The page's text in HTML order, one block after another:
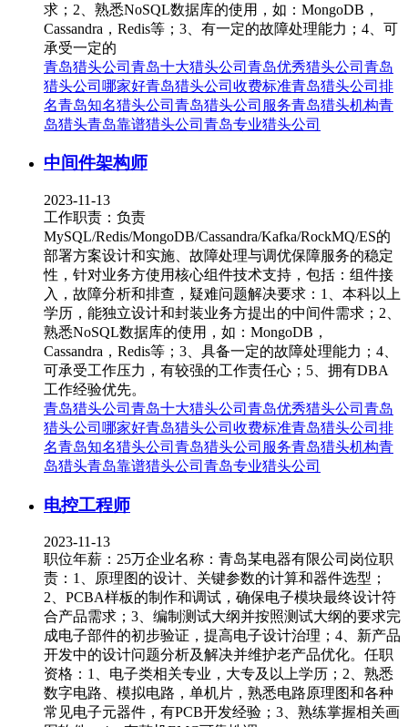
求；2、熟悉NoSQL数据库的使用，如：MongoDB，
Cassandra，Redis等；3、有一定的故障处理能力；4、可
承受一定的
青岛猎头公司 青岛十大猎头公司 青岛优秀猎头公司 青岛
猎头公司哪家好青岛猎头公司收费标准青岛猎头公司排
名青岛知名猎头公司 青岛猎头公司服务青岛猎头机构青
岛猎头青岛靠谱猎头公司 青岛专业猎头公司
中间件架构师
2023-11-13
工作职责：负责
MySQL/Redis/MongoDB/Cassandra/Kafka/RockMQ/ES的
部署方案设计和实施、故障处理与调优保障服务的稳定
性，针对业务方使用核心组件技术支持，包括：组件接
入，故障分析和排查，疑难问题解决要求：1、本科以上
学历，能独立设计和封装业务方提出的中间件需求；2、
熟悉NoSQL数据库的使用，如：MongoDB，
Cassandra，Redis等；3、具备一定的故障处理能力；4、
可承受工作压力，有较强的工作责任心；5、拥有DBA
工作经验优先。
青岛猎头公司 青岛十大猎头公司 青岛优秀猎头公司 青岛
猎头公司哪家好青岛猎头公司收费标准青岛猎头公司排
名青岛知名猎头公司 青岛猎头公司服务青岛猎头机构青
岛猎头青岛靠谱猎头公司 青岛专业猎头公司
电控工程师
2023-11-13
职位年薪：25万企业名称：青岛某电器有限公司岗位职
责：1、原理图的设计、关键参数的计算和器件选型；
2、PCBA样板的制作和调试，确保电子模块最终设计符
合产品需求；3、编制测试大纲并按照测试大纲的要求完
成电子部件的初步验证，提高电子设计治理；4、新产品
开发中的设计问题分析及解决并维护老产品优化。任职
资格：1、电子类相关专业，大专及以上学历；2、熟悉
数字电路、模拟电路，单机片，熟悉电路原理图和各种
常见电子元器件，有PCB开发经验；3、熟练掌握相关画